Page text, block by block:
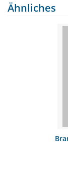
Ähnliches